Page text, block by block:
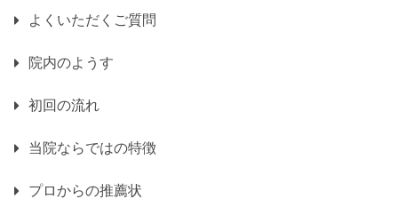
よくいただくご質問
院内のようす
初回の流れ
当院ならではの特徴
プロからの推薦状